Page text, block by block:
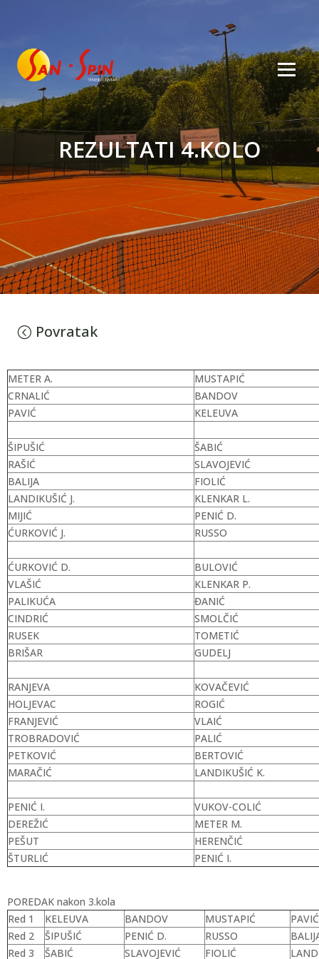
REZULTATI 4.KOLO
Povratak
METER A.
MUSTAPIĆ
CRNALIĆ
BANDOV
PAVIĆ
KELEUVA
ŠIPUŠIĆ
ŠABIĆ
RAŠIĆ
SLAVOJEVIĆ
BALIJA
FIOLIĆ
LANDIKUŠIĆ J.
KLENKAR L.
MIJIĆ
PENIĆ D.
ĆURKOVIĆ J.
RUSSO
ĆURKOVIĆ D.
BULOVIĆ
VLAŠIĆ
KLENKAR P.
PALIKUĆA
ĐANIĆ
CINDRIĆ
SMOLČIĆ
RUSEK
TOMETIĆ
BRIŠAR
GUDELJ
RANJEVA
KOVAČEVIĆ
HOLJEVAC
ROGIĆ
FRANJEVIĆ
VLAIĆ
TROBRADOVIĆ
PALIĆ
PETKOVIĆ
BERTOVIĆ
MARAČIĆ
LANDIKUŠIĆ K.
PENIĆ I.
VUKOV-COLIĆ
DEREŽIĆ
METER M.
PEŠUT
HERENČIĆ
ŠTURLIĆ
PENIĆ I.
POREDAK nakon 3.kola
Red 1
KELEUVA BANDOV MUSTAPIĆ
PAVIĆ
Red 2
ŠIPUŠIĆ PENIĆ D. RUSSO
Red 3
ŠABIĆ SLAVOJEVIĆ FIOLIĆ